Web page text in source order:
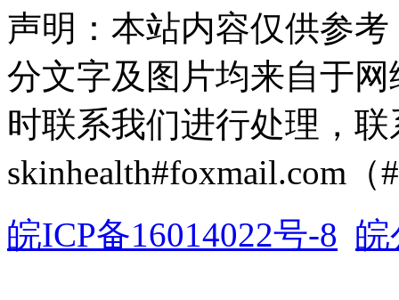
声明：本站内容仅供参
分文字及图片均来自于
时联系我们进行处理，
skinhealth#foxmail.com（
皖ICP备16014022号-8 皖